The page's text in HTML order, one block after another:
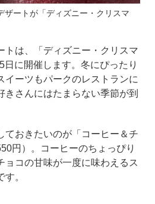
ザートが「ディズニー・クリスマ
は、「ディズニー・クリスマ
日に開催します。冬にぴったり
イーツもパークのレストランに
きさんにはたまらない季節が到
おきたいのが「コーヒー＆チ
円）。コーヒーのちょっぴり
ョコの甘味が一度に味わえるス
。